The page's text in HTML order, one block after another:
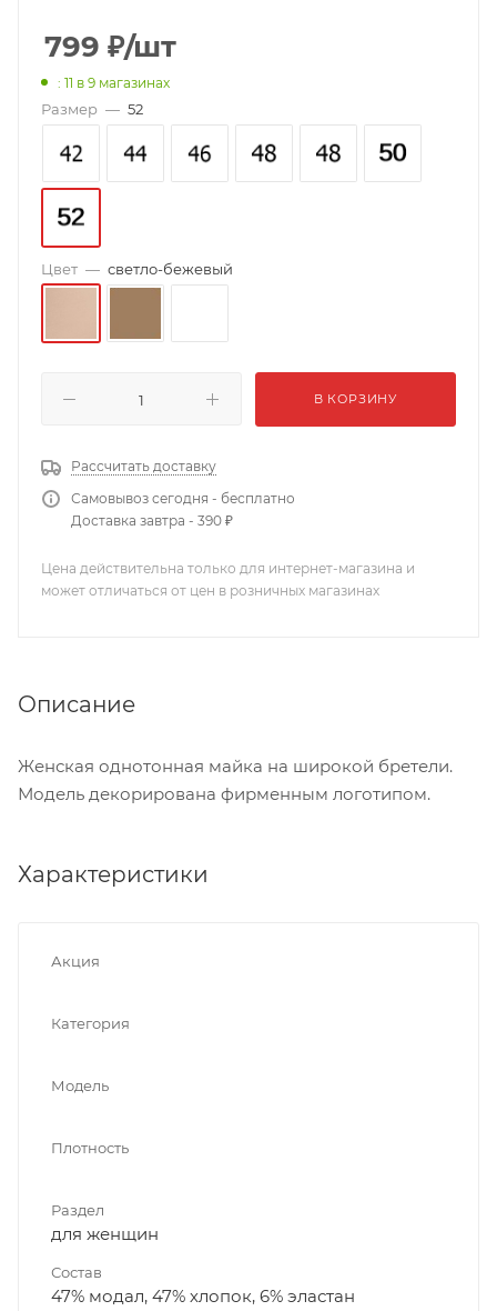
799 ₽/шт
: 11 в 9 магазинах
Размер — 52
Цвет — светло-бежевый
В КОРЗИНУ
Рассчитать доставку
Самовывоз сегодня - бесплатно
Доставка завтра - 390 ₽
Цена действительна только для интернет-магазина и
может отличаться от цен в розничных магазинах
Описание
Женская однотонная майка на широкой бретели.
Модель декорирована фирменным логотипом.
Характеристики
Акция
Категория
Модель
Плотность
Раздел
для женщин
Состав
47% модал, 47% хлопок, 6% эластан